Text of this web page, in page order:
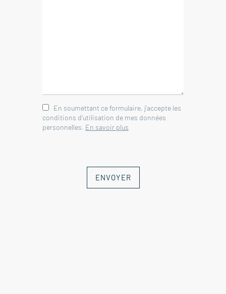
En soumettant ce formulaire, j'accepte les
conditions d'utilisation de mes données
personnelles. En savoir plus
ENVOYER